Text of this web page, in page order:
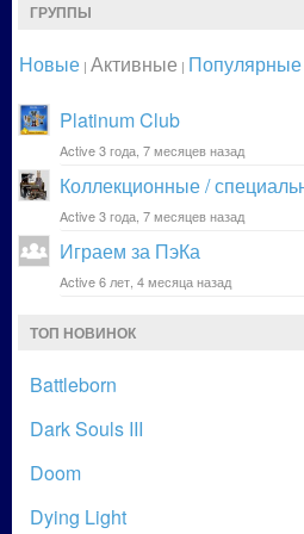
ГРУППЫ
Новые | Активные | Популярные
Platinum Club
Active 3 года, 7 месяцев назад
Коллекционные /
Active 3 года, 7 месяцев назад
Играем за ПэКа
Active 6 лет, 4 месяца назад
ТОП НОВИНОК
Battleborn
Dark Souls III
Doom
Dying Light